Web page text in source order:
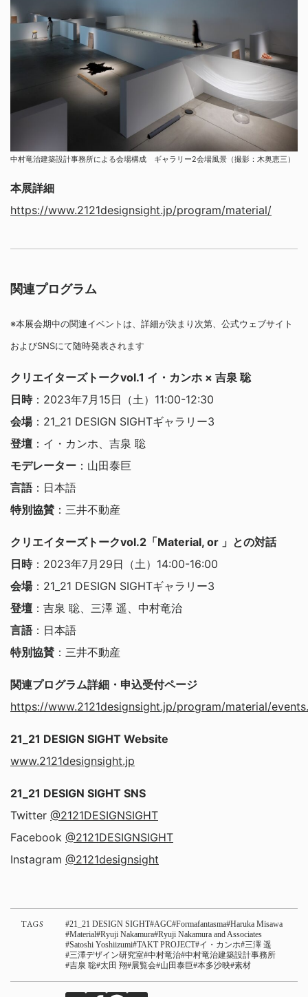
中村竜治建築設計事務所による会場構成 ギャラリー2会場風景（撮影：木奥恵三）
本展詳細
https://www.2121designsight.jp/program/material/
関連プログラム
※本展会期中の関連イベントは、詳細が決まり次第、公式ウェブサイト
およびSNSにて随時発表されます
クリエイターズトークvol.1 イ・カンホ × 吉泉 聡
日時：2023年7月15日（土）11:00-12:30
会場：21_21 DESIGN SIGHTギャラリー3
登壇 ：イ・カンホ、吉泉 聡
モデレーター ：山田泰巨
言語：日本語
特別協賛 ：三井不動産
クリエイターズトークvol.2「Material, or 」との対話
日時：2023年7月29日（土）14:00-16:00
会場：21_21 DESIGN SIGHTギャラリー3
登壇 ：吉泉 聡、三澤 遥、中村竜治
言語：日本語
特別協賛 ：三井不動産
関連プログラム詳細・申込受付ページ
https://www.2121designsight.jp/program/material/
21_21 DESIGN SIGHT Website
www.2121designsight.jp
21_21 DESIGN SIGHT SNS
Twitter @2121DESIGNSIGHT
Facebook @2121DESIGNSIGHT
Instagram @2121designsight
TAGS 21_21 DESIGN SIGHT AGC Formafantasma Haruka Misawa
Material Ryuji Nakamura Ryuji Nakamura and Associates
Satoshi Yoshiizumi TAKT PROJECT イ・カンホ 三澤 遥
三澤デザイン研究室 中村竜治 中村竜治建築設計事務所
吉泉 聡 太田 翔 展覧会 山田泰巨 本多沙映 素材